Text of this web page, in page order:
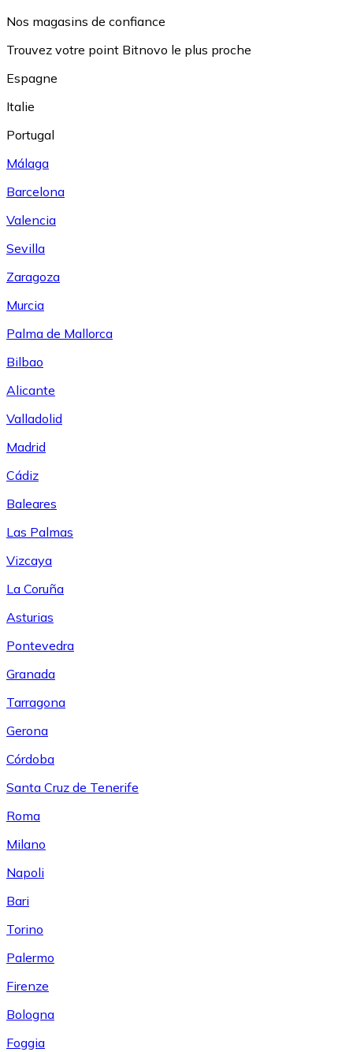
Nos magasins de confiance
Trouvez votre point Bitnovo le plus proche
Espagne
Italie
Portugal
Málaga
Barcelona
Valencia
Sevilla
Zaragoza
Murcia
Palma de Mallorca
Bilbao
Alicante
Valladolid
Madrid
Cádiz
Baleares
Las Palmas
Vizcaya
La Coruña
Asturias
Pontevedra
Granada
Tarragona
Gerona
Córdoba
Santa Cruz de Tenerife
Roma
Milano
Napoli
Bari
Torino
Palermo
Firenze
Bologna
Foggia